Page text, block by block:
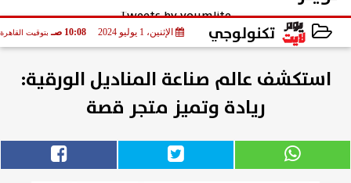
Tweets by youmlite
تكنولوجي الإثنين، 1 يوليو 2024 10:08 صـ بتوقيت القاهرة
استكشف عالم صناعة المناديل الورقية:
ريادة وتميز متجر قصة